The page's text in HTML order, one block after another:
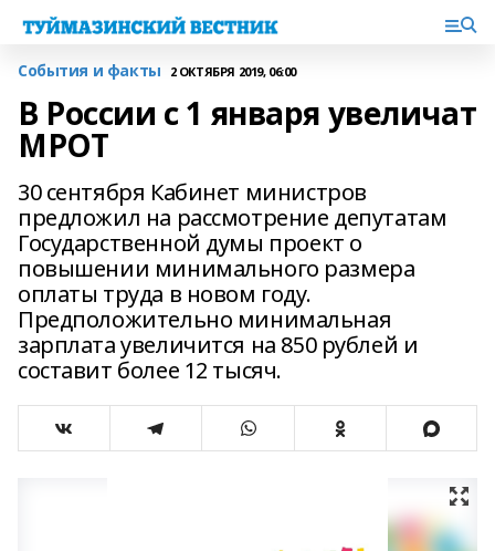
События и факты 2 ОКТЯБРЯ 2019, 06:00
В России с 1 января увеличат
МРОТ
30 сентября Кабинет министров
предложил на рассмотрение депутатам
Государственной думы проект о
повышении минимального размера
оплаты труда в новом году.
Предположительно минимальная
зарплата увеличится на 850 рублей и
составит более 12 тысяч.